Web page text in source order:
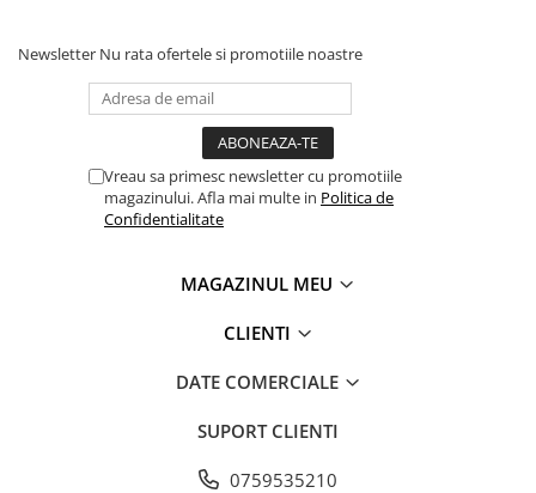
Newsletter Nu rata ofertele si promotiile noastre
Vreau sa primesc newsletter cu promotiile
magazinului. Afla mai multe in Politica de
Confidentialitate
MAGAZINUL MEU
CLIENTI
DATE COMERCIALE
SUPORT CLIENTI
0759535210